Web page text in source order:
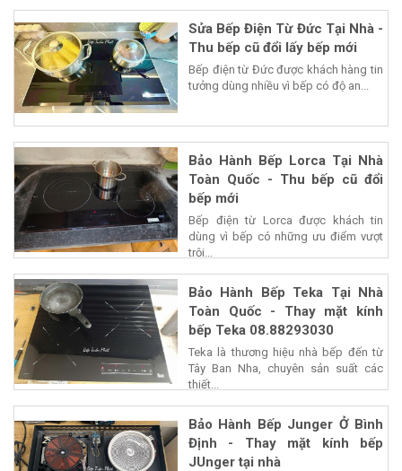
Sửa Bếp Điện Từ Đức Tại Nhà -
Thu bếp cũ đổi lấy bếp mới
Bếp điện từ Đức được khách hàng tin
tưởng dùng nhiều vì bếp có độ an...
Bảo Hành Bếp Lorca Tại Nhà
Toàn Quốc - Thu bếp cũ đổi
bếp mới
Bếp điện từ Lorca được khách tin
dùng vì bếp có những ưu điểm vượt
trội...
Bảo Hành Bếp Teka Tại Nhà
Toàn Quốc - Thay mặt kính
bếp Teka 08.88293030
Teka là thương hiệu nhà bếp đến từ
Tây Ban Nha, chuyên sản suất các
thiết...
Bảo Hành Bếp Junger Ở Bình
Định - Thay mặt kính bếp
JUnger tại nhà